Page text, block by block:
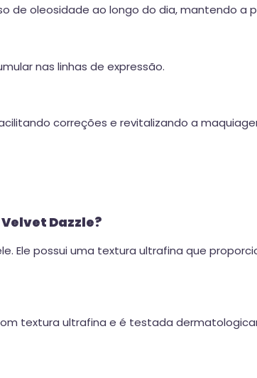
de oleosidade ao longo do dia, mantendo a
nas linhas de expressão.
correções e revitalizando a
Dazzle?
Ele possui uma textura ultrafina que
textura ultrafina e é testada